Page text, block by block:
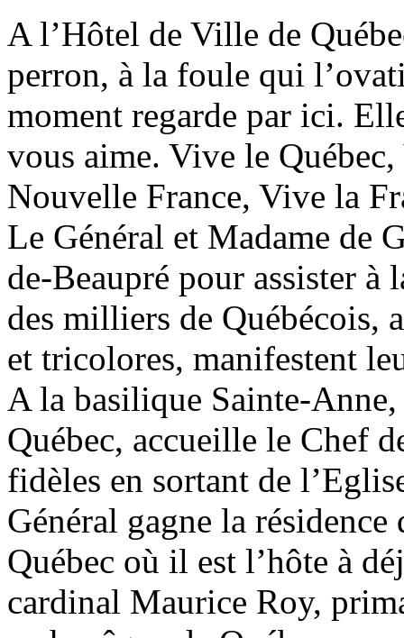
A l’Hôtel de Ville de
perron, à la foule qui
moment regarde par ici.
vous aime. Vive le
Nouvelle France, Vive la
Le Général et Madame de
de-Beaupré pour assister à
des milliers de Québécois,
et tricolores, manifestent
A la basilique Sainte-
Québec, accueille le Chef
fidèles en sortant de
Général gagne la
Québec où il est l’hôte à
cardinal Maurice Roy,